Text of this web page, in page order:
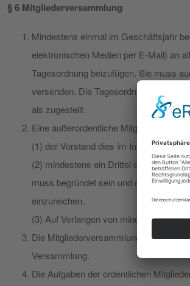
§ 6 Mitgliederversammlung
Mindestens einmal im Geschäftsjahr
elektronischen Medien per E-Mail) an
Tagesordnung beizufügen. Sie muss
versenden. Die Tagesordnung setzt
als zugestellt.
Eine außerordentliche
(1) der Vorstand dies im Interesse des
(2) mindestens ein Drittel der
muss begründet sein und die
einzureichen.
(3) Auf Verlangen von mindestens 10
Die Mitgliederversammlung wird von
Versammlung.
Die Aufgaben der ordentlichen